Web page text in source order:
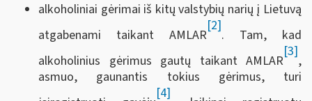
alkoholiniai gėrimai iš kitų valstybių narių į Lietuvą
atgabenami taikant AMLAR
[2]
. Tam, kad
alkoholinius gėrimus gautų taikant AMLAR
[3]
,
asmuo, gaunantis tokius gėrimus, turi
[4]